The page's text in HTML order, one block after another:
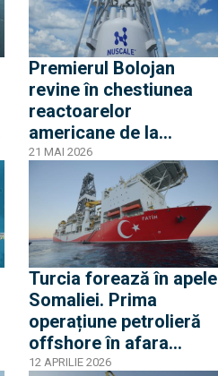
Premierul Bolojan
revine în chestiunea
reactoarelor
americane de la
Doicești și anunță că
nu s-a pus problema
opririi proiectului SMR
21 MAI 2026
Turcia forează în apele
Somaliei. Prima
operațiune petrolieră
offshore în afara
granițelor proprii
12 APRILIE 2026